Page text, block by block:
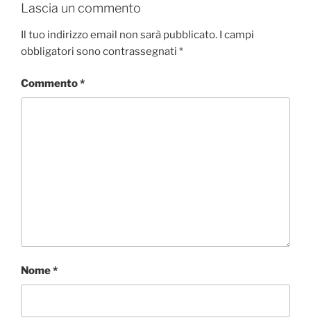
Lascia un commento
Il tuo indirizzo email non sarà pubblicato. I campi
obbligatori sono contrassegnati *
Commento*
Nome*